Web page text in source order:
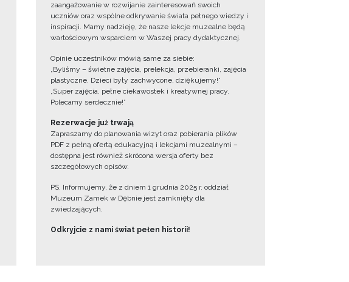
zaangażowanie w rozwijanie zainteresowań swoich
uczniów oraz wspólne odkrywanie świata pełnego wiedzy i
inspiracji. Mamy nadzieję, że nasze lekcje muzealne będą
wartościowym wsparciem w Waszej pracy dydaktycznej.
Opinie uczestników mówią same za siebie:
„Byliśmy – świetne zajęcia, prelekcja, przebieranki, zajęcia
plastyczne. Dzieci były zachwycone, dziękujemy!”
„Super zajęcia, pełne ciekawostek i kreatywnej pracy.
Polecamy serdecznie!”
Rezerwacje już trwają
Zapraszamy do planowania wizyt oraz pobierania plików
PDF z pełną ofertą edukacyjną i lekcjami muzealnymi –
dostępna jest również skrócona wersja oferty bez
szczegółowych opisów.
PS. Informujemy, że z dniem 1 grudnia 2025 r. oddział
Muzeum Zamek w Dębnie jest zamknięty dla
zwiedzających.
Odkryjcie z nami świat pełen historii!